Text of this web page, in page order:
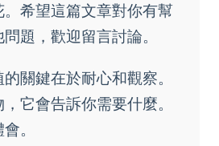
希望這篇文章對你有幫
題，歡迎留言討論。
關鍵在於耐心和觀察。
它會告訴你需要什麼。
。